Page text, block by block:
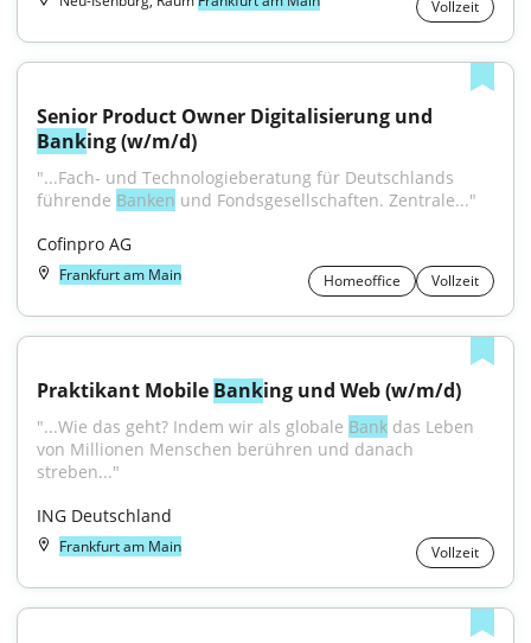
Vollzeit
Banking (w/m/d)
"...Fach- und Techno­logie­beratung für Deutschlands
führende Banken und Fonds­gesellschaften. Zentrale..."
Cofinpro AG
Frankfurt am Main Homeoffice Vollzeit
Praktikant Mobile Banking und Web (w/m/d)
"...Wie das geht? Indem wir als globale Bank das Leben
von Millionen Menschen berühren und danach
streben..."
ING Deutschland
Frankfurt am Main Vollzeit